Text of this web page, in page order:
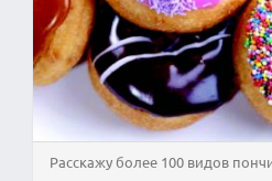
Расскажу более 100 видов